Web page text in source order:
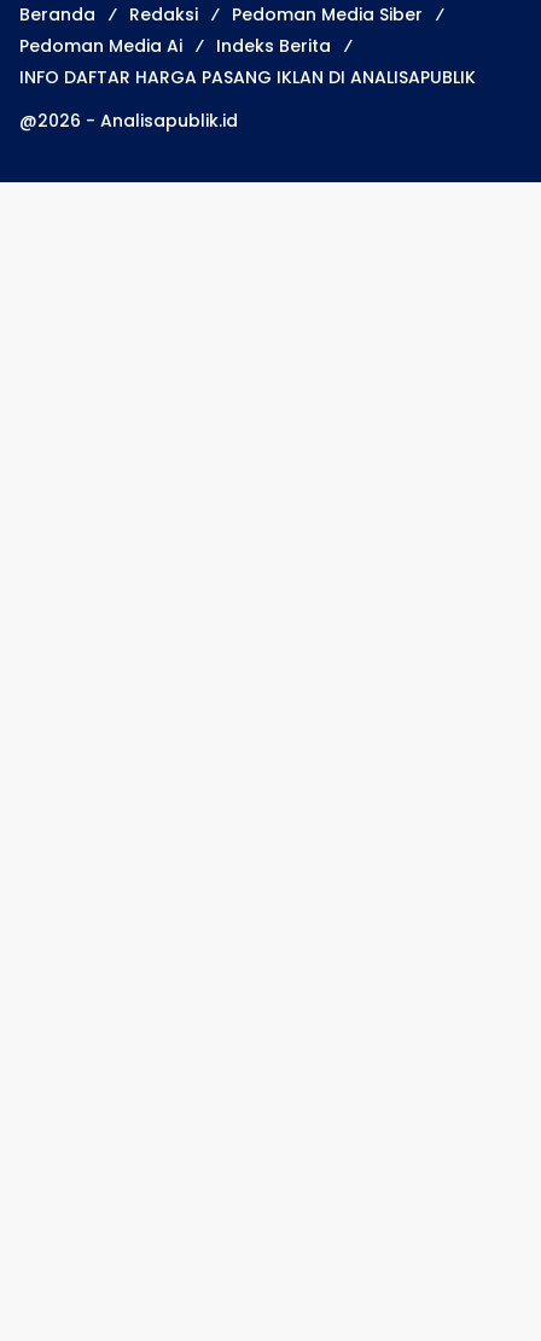
Beranda Redaksi
Pedoman Media Siber
Pedoman Media Ai
Indeks Berita
INFO DAFTAR HARGA PASANG IKLAN DI ANALISAPUBLIK
@2026 - Analisapublik.id